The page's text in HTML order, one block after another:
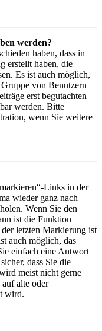
werden?
haben, dass in
erstellt haben, die
Es ist auch möglich,
von Benutzern
erst begutachten
werden. Bitte
wenn Sie weitere
Links in der
wieder ganz nach
Wenn Sie den
ist die Funktion
letzten Markierung ist
auch möglich, das
einfach eine Antwort
dass Sie die
meist nicht gerne
alte oder
wird.